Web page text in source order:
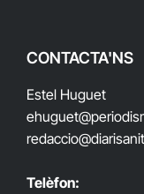
CONTACTA'NS
Estel Huguet
ehuguet
Telèfon: